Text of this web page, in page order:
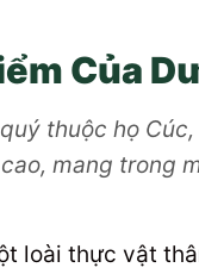
Của
thuộc họ
mang trong
loài thực vật